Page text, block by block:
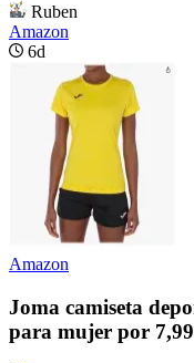
Ruben
Amazon
6d
Amazon
Joma camiseta
para mujer por